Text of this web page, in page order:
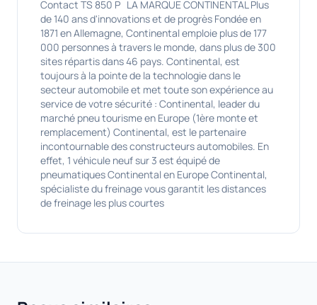
Contact TS 850 P LA MARQUE CONTINENTAL Plus
de 140 ans d'innovations et de progrès Fondée en
1871 en Allemagne, Continental emploie plus de 177
000 personnes à travers le monde, dans plus de 300
sites répartis dans 46 pays. Continental, est
toujours à la pointe de la technologie dans le
secteur automobile et met toute son expérience au
service de votre sécurité : Continental, leader du
marché pneu tourisme en Europe (1ère monte et
remplacement) Continental, est le partenaire
incontournable des constructeurs automobiles. En
effet, 1 véhicule neuf sur 3 est équipé de
pneumatiques Continental en Europe Continental,
spécialiste du freinage vous garantit les distances
de freinage les plus courtes